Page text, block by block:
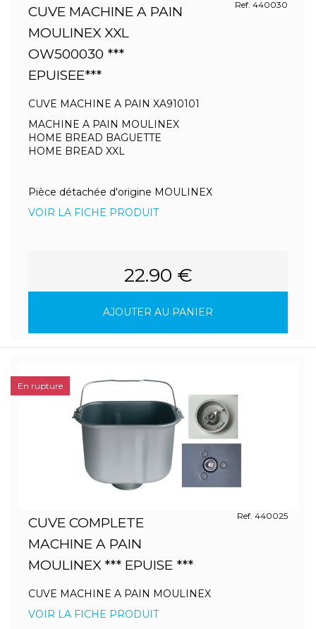
CUVE MACHINE A PAIN
MOULINEX XXL
OW500030 ***
EPUISEE***
Ref. 440030
CUVE MACHINE A PAIN XA910101
MACHINE A PAIN MOULINEX
HOME BREAD BAGUETTE
HOME BREAD XXL
Pièce détachée d'origine MOULINEX
VOIR LA FICHE PRODUIT
22.90 €
AJOUTER AU PANIER
CUVE COMPLETE
MACHINE A PAIN
MOULINEX *** EPUISE ***
Ref. 440025
CUVE MACHINE A PAIN MOULINEX
VOIR LA FICHE PRODUIT
En rupture